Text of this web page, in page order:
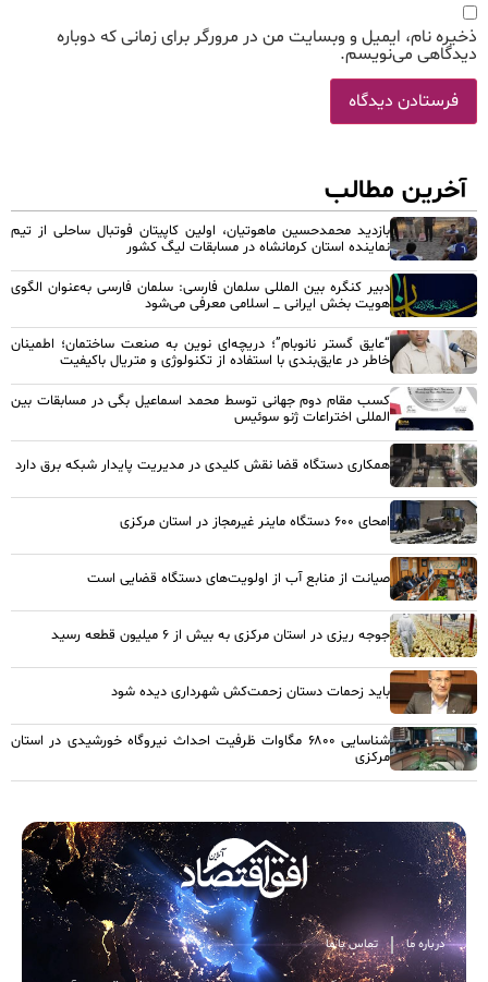
ذخیره نام، ایمیل و وبسایت من در مرورگر برای زمانی که دوباره
دیدگاهی می‌نویسم.
آخرین مطالب
بازدید محمدحسین ماهوتیان، اولین کاپیتان فوتبال ساحلی از تیم
نماینده استان کرمانشاه در مسابقات لیگ کشور
دبیر کنگره بین المللی سلمان فارسی: سلمان فارسی به‌عنوان الگوی
هویت بخش ایرانی _ اسلامی معرفی می‌شود
“عایق گستر نانوبام”؛ دریچه‌ای نوین به صنعت ساختمان؛ اطمینان
خاطر در عایق‌بندی با استفاده از تکنولوژی و متریال باکیفیت
کسب مقام دوم جهانی توسط محمد اسماعیل بگی در مسابقات بین
المللی اختراعات ژنو سوئیس
همکاری دستگاه قضا نقش کلیدی در مدیریت پایدار شبکه برق دارد
امحای ۶۰۰ دستگاه ماینر غیرمجاز در استان مرکزی
صیانت از منابع آب از اولویت‌های دستگاه قضایی است
جوجه ریزی در استان مرکزی به بیش از ۶ میلیون قطعه رسید
باید زحمات دستان زحمت‌کش شهرداری دیده شود
شناسایی ۶۸۰۰ مگاوات ظرفیت احداث نیروگاه خورشیدی در استان
مرکزی
درباره ما تماس با ما